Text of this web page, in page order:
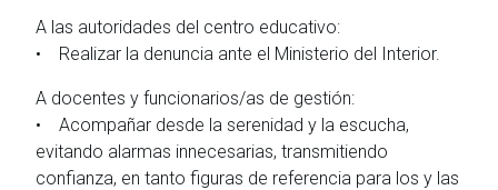
A las autoridades del centro educativo:
• Realizar la denuncia ante el Ministerio del Interior.
A docentes y funcionarios/as de gestión:
• Acompañar desde la serenidad y la escucha,
evitando alarmas innecesarias, transmitiendo
confianza, en tanto figuras de referencia para los y las